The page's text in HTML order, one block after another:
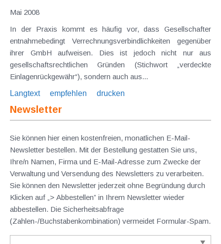
Mai 2008
In der Praxis kommt es häufig vor, dass Gesellschafter
entnahmebedingt Verrechnungsverbindlichkeiten gegenüber
ihrer GmbH aufweisen. Dies ist jedoch nicht nur aus
gesellschaftsrechtlichen Gründen (Stichwort „verdeckte
Einlagenrückgewähr“), sondern auch aus...
Langtext
empfehlen drucken
Newsletter
Sie können hier einen kostenfreien, monatlichen E-Mail-
Newsletter bestellen. Mit der Bestellung gestatten Sie uns,
Ihre/n Namen, Firma und E-Mail-Adresse zum Zwecke der
Verwaltung und Versendung des Newsletters zu verarbeiten.
Sie können den Newsletter jederzeit ohne Begründung durch
Klicken auf „> Abbestellen” in Ihrem Newsletter wieder
abbestellen. Die Sicherheitsabfrage
(Zahlen-/Buchstabenkombination) vermeidet Formular-Spam.